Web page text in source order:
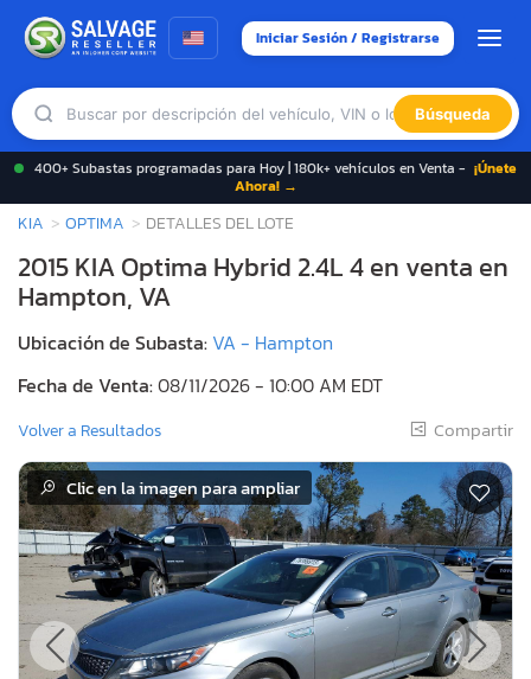
Iniciar Sesión / Registrarse
Búsqueda
400+ Subastas programadas para Hoy | 180k+ vehículos en Venta - ¡Únete
Ahora! →
KIA OPTIMA DETALLES DEL LOTE
2015 KIA Optima Hybrid 2.4L 4 en venta en
Hampton, VA
Ubicación de Subasta: VA - Hampton
Fecha de Venta:08/11/2026 - 10:00 AM EDT
Volver a Resultados Compartir
Clic en la imagen para ampliar